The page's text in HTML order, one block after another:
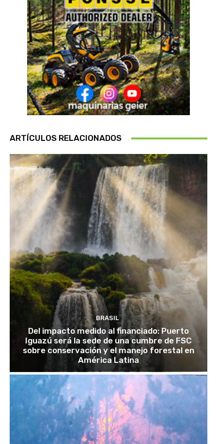
ARTÍCULOS RELACIONADOS
BRASIL
Del impacto medido al financiado: Puerto
Iguazú será la sede de una cumbre de FSC
sobre conservación y el manejo forestal en
América Latina